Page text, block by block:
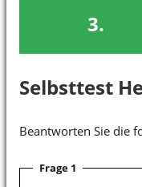
3.
Selbsttest
Beantworten Sie die
Frage 1